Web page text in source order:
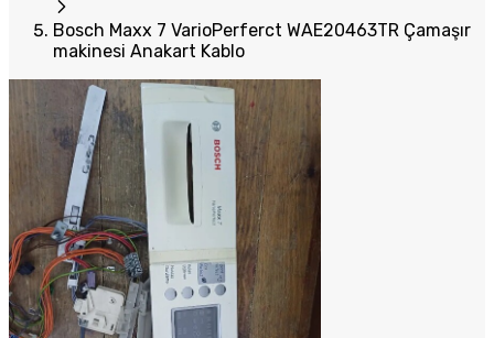
Bosch Maxx 7 VarioPerferct WAE20463TR Çamaşır
makinesi Anakart Kablo